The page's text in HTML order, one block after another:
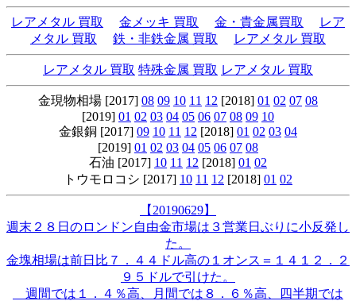
レアメタル 買取 金メッキ 買取 金・貴金属買取
レア
メタル 買取
鉄・非鉄金属 買取 レアメタル 買取
レアメタル 買取 特殊金属 買取 レアメタル 買取
金現物相場 [2017] 08 09 10 11 12 [2018] 01 02 07 08
[2019] 01 02 03 04 05 06 07 08 09 10
金銀銅 [2017] 09 10 11 12 [2018] 01 02 03 04
[2019] 01 02 03 04 05 06 07 08
石油 [2017] 10 11 12 [2018] 01 02
トウモロコシ [2017] 10 11 12 [2018] 01 02
【20190629】
週末２８日のロンドン自由金市場は３営業日ぶりに小反発し
た。
金塊相場は前日比７．４４ドル高の１オンス＝１４１２．２
９５ドルで引けた。
週間では１．４％高、月間では８．６％高、四半期では